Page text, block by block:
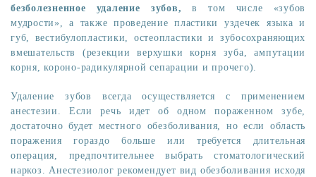
безболезненное удаление зубов,в том числе «зубов
мудрости», а также проведение пластики уздечек языка и
губ, вестибулопластики, остеопластики и зубосохраняющих
вмешательств (резекции верхушки корня зуба, ампутации
корня, короно-радикулярной сепарации и прочего).
Удаление зубов всегда осуществляется с применением
анестезии. Если речь идет об одном пораженном зубе,
достаточно будет местного обезболивания, но если область
поражения гораздо больше или требуется длительная
операция, предпочтительнее выбрать стоматологический
наркоз. Анестезиолог рекомендует вид обезболивания исходя